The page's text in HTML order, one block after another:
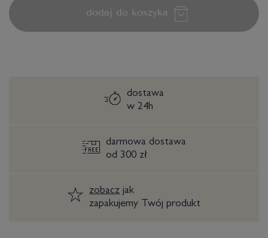
dodaj do koszyka
dostawa
w 24h
darmowa dostawa
od 300 zł
zobaczjak
zapakujemy Twój produkt